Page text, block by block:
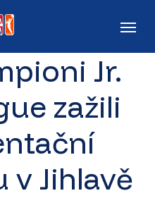
Jr.
zažili
v Jihlavě